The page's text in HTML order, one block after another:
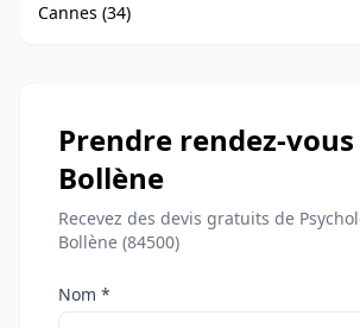
Cannes (34)
Prendre rendez-vous
Bollène
Recevez des devis gratuits de
Bollène (84500)
Nom *